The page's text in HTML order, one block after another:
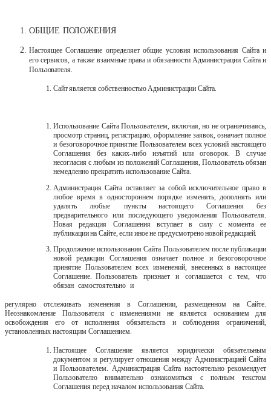
ОБЩИЕ ПОЛОЖЕНИЯ
Настоящее Соглашение определяет общие условия использования Сайта и
его сервисов, а также взаимные права и обязанности Администрации Сайта и
Пользователя.
Сайтявляется собственностьюАдминистрации Сайта.
Использование Сайта Пользователем, включая, но не ограничиваясь,
просмотр страниц, регистрацию, оформление заявок, означает полное
и безоговорочное принятие Пользователем всех условий настоящего
Соглашения без каких-либо изъятий или оговорок. В случае
несогласия с любым из положений Соглашения, Пользователь обязан
немедленно прекратить использование Сайта.
Администрация Сайта оставляет за собой исключительное право в
любое время в одностороннем порядке изменять, дополнять или
удалять любые
пункты настоящего Соглашения без
предварительного или последующего уведомления Пользователя.
Новая редакция Соглашения вступает в силу с момента
ее
публикациина Сайте, если иноене предусмотреноновойредакцией.
Продолжение использования Сайта Пользователем после публикации
новой редакции Соглашения означает полное и безоговорочное
принятие Пользователем всех изменений, внесенных в настоящее
Соглашение. Пользователь
признает и соглашается с тем,
что
обязан самостоятельно и
регулярно отслеживать изменения в Соглашении, размещенном на Сайте.
Неознакомление Пользователя с изменениями не является основанием для
освобождения его от исполнения обязательств и соблюдения ограничений,
установленных настоящим Соглашением.
Настоящее Соглашение является юридически обязательным
документом и регулирует отношения между Администрацией Сайта
и Пользователем. Администрация Сайта настоятельно рекомендует
Пользователю внимательно ознакомиться с полным текстом
Соглашения перед началом использования Сайта.